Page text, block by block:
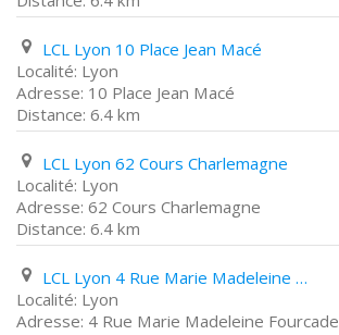
LCL Lyon 10 Place Jean Macé
Lyon
10 Place Jean Macé
6.4 km
LCL Lyon 62 Cours Charlemagne
Lyon
62 Cours Charlemagne
6.4 km
LCL Lyon 4 Rue Marie Madeleine Fourcade
Lyon
4 Rue Marie Madeleine Fourcade